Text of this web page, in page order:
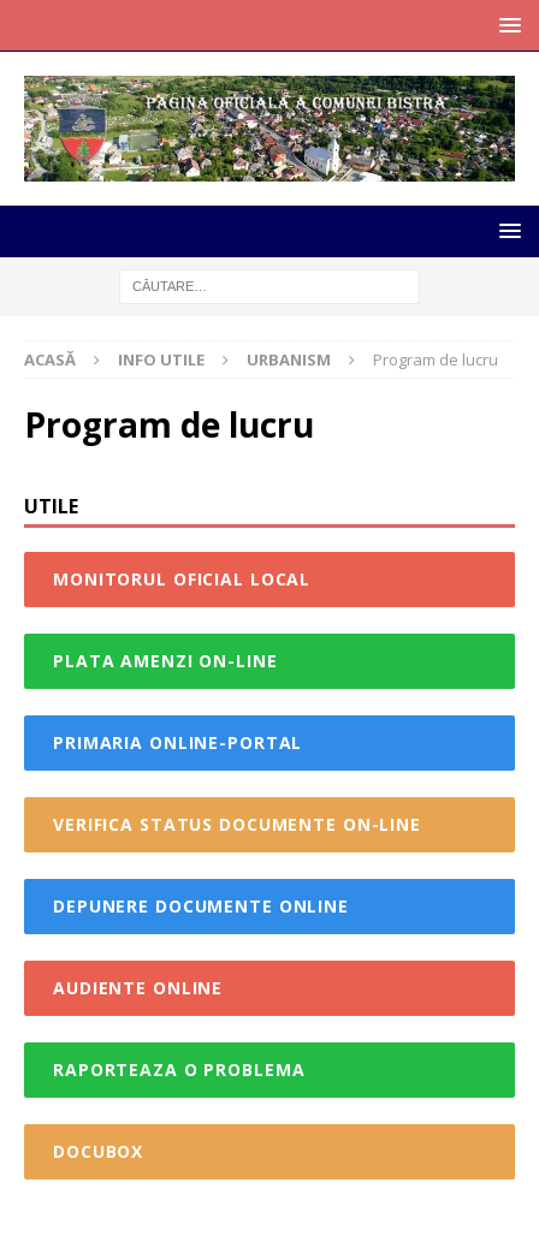
ACASĂ INFO UTILE URBANISM Program de lucru
Program de lucru
UTILE
MONITORUL OFICIAL LOCAL
PLATA AMENZI ON-LINE
PRIMARIA ONLINE-PORTAL
VERIFICA STATUS DOCUMENTE ON-LINE
DEPUNERE DOCUMENTE ONLINE
AUDIENTE ONLINE
RAPORTEAZA O PROBLEMA
DOCUBOX